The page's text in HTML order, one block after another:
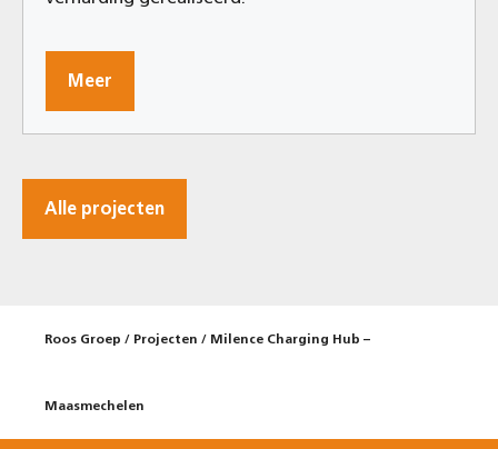
Meer
Alle projecten
Roos Groep / Projecten / Milence Charging Hub –
Maasmechelen